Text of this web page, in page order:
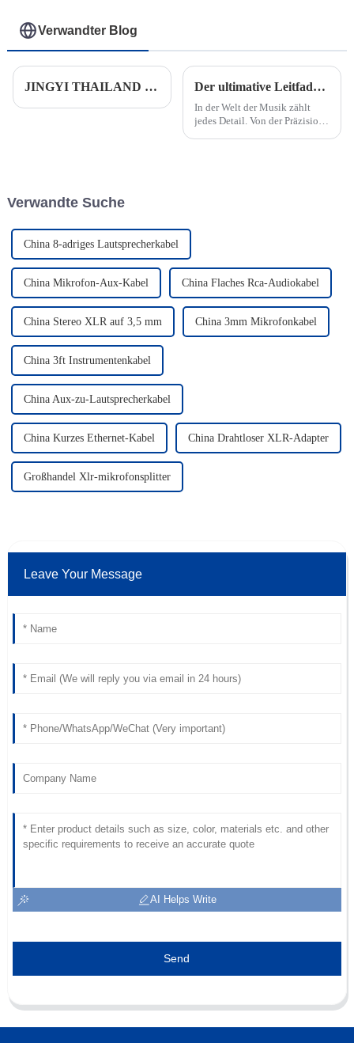
Verwandter Blog
JINGYI THAILAND – Workshop zur konstanten Temperatur von 21 Grad (Youtube) Der ultimative Leitfaden zum 1/4 JACK TO 1/4 JACK Premium-Instrumentenkabel
In der Welt der Musik zählt
jedes Detail. Von der Präzision
Verwandte Suche
China 8-adriges Lautsprecherkabel
China Mikrofon-Aux-Kabel China Flaches Rca-Audiokabel
China Stereo XLR auf 3,5 mm China 3mm Mikrofonkabel
China 3ft Instrumentenkabel
China Aux-zu-Lautsprecherkabel
China Kurzes Ethernet-Kabel China Drahtloser XLR-Adapter
Großhandel Xlr-mikrofonsplitter
Leave Your Message
AI Helps Write
Send